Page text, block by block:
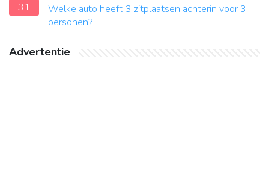
31
Welke auto heeft 3 zitplaatsen achterin voor 3
personen?
Advertentie